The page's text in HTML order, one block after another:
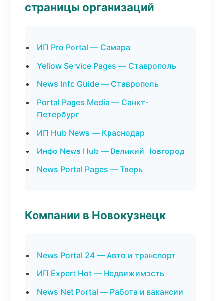
страницы организаций
ИП Pro Portal — Самара
Yellow Service Pages — Ставрополь
News Info Guide — Ставрополь
Portal Pages Media — Санкт-
Петербург
ИП Hub News — Краснодар
Инфо News Hub — Великий Новгород
News Portal Pages — Тверь
Компании в Новокузнецк
News Portal 24 — Авто и транспорт
ИП Expert Hot — Недвижимость
News Net Portal — Работа и вакансии